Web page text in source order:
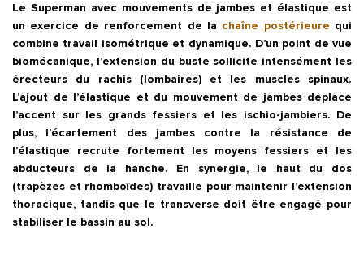
Le Superman avec mouvements de jambes et élastique est
un exercice de renforcement de la chaîne postérieure qui
combine travail isométrique et dynamique. D’un point de vue
biomécanique, l’extension du buste sollicite intensément les
érecteurs du rachis(lombaires) et les muscles spinaux.
L’ajout de l’élastique et du mouvement de jambes déplace
l’accent sur les grands fessiers et les ischio-jambiers. De
plus, l’écartement des jambes contre la résistance de
l’élastique recrute fortement les moyens fessiers et les
abducteurs de la hanche. En synergie, le haut du dos
(trapèzes et rhomboïdes) travaille pour maintenir l’extension
thoracique, tandis que le transverse doit être engagé pour
stabiliser le bassin au sol.